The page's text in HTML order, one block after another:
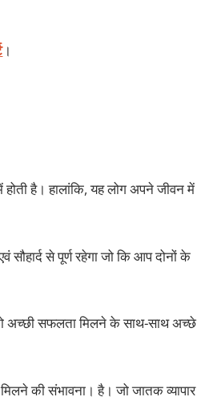
।
है। हालांकि, यह लोग अपने जीवन में
से पूर्ण रहेगा जो कि आप दोनों के
अच्छी सफलता मिलने के साथ-साथ अच्छे
की संभावना। है। जो जातक व्यापार